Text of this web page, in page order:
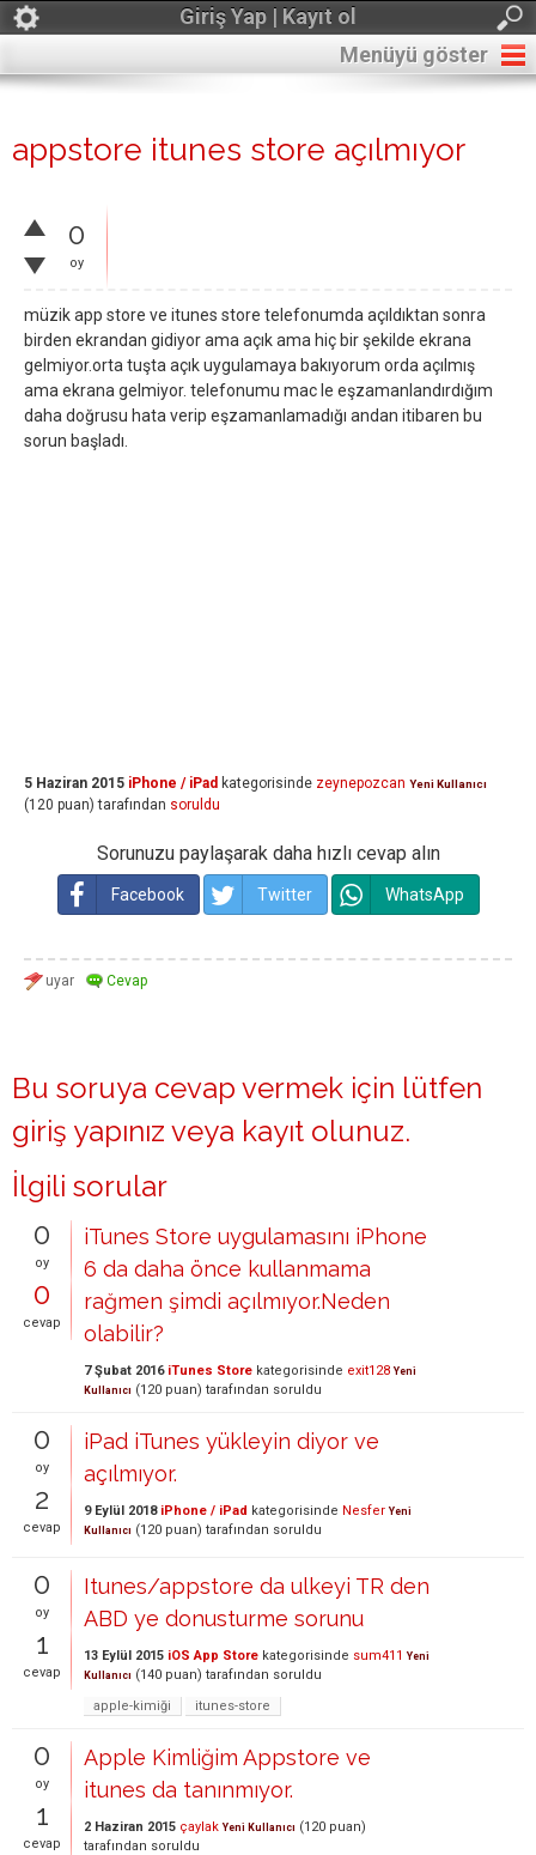
Giriş Yap | Kayıt ol
Menüyü göster
appstore itunes store açılmıyor
0
oy
müzik app store ve itunes store telefonumda açıldıktan sonra
birden ekrandan gidiyor ama açık ama hiç bir şekilde ekrana
gelmiyor.orta tuşta açık uygulamaya bakıyorum orda açılmış
ama ekrana gelmiyor. telefonumu mac le eşzamanlandırdığım
daha doğrusu hata verip eşzamanlamadığı andan itibaren bu
sorun başladı.
5 Haziran 2015 iPhone / iPad kategorisinde zeynepozcan Yeni Kullanıcı
(120 puan) tarafından soruldu
Sorunuzu paylaşarak daha hızlı cevap alın
Facebook Twitter WhatsApp
Bu soruya cevap vermek için lütfen
giriş yapınız veya kayıt olunuz.
İlgili sorular
0
oy
0
cevap
iTunes Store uygulamasını iPhone
6 da daha önce kullanmama
rağmen şimdi açılmıyor.Neden
olabilir?
7 Şubat 2016 iTunes Store kategorisinde exit128 Yeni
Kullanıcı (120 puan) tarafından soruldu
0
oy
2
cevap
iPad iTunes yükleyin diyor ve
açılmıyor.
9 Eylül 2018 iPhone / iPad kategorisinde Nesfer Yeni
Kullanıcı (120 puan) tarafından soruldu
0
oy
1
cevap
Itunes/appstore da ulkeyi TR den
ABD ye donusturme sorunu
13 Eylül 2015 iOS App Store kategorisinde sum411 Yeni
Kullanıcı (140 puan) tarafından soruldu
apple-kimiği
itunes-store
0
oy
1
cevap
Apple Kimliğim Appstore ve
itunes da tanınmıyor.
2 Haziran 2015 çaylak Yeni Kullanıcı (120 puan)
tarafından soruldu